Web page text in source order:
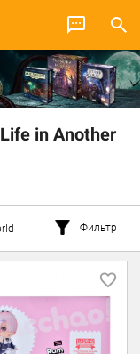
in Another
Фильтр